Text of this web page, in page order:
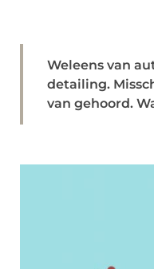
Weleens van
detailing.
van gehoord.